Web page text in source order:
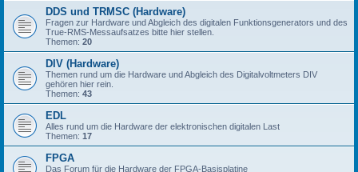
DDS und TRMSC (Hardware)
Fragen zur Hardware und Abgleich des digitalen Funktionsgenerators und des
True-RMS-Messaufsatzes bitte hier stellen.
Themen: 20
DIV (Hardware)
Themen rund um die Hardware und Abgleich des Digitalvoltmeters DIV
gehören hier rein.
Themen: 43
EDL
Alles rund um die Hardware der elektronischen digitalen Last
Themen: 17
FPGA
Das Forum für die Hardware der FPGA-Basisplatine